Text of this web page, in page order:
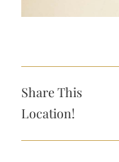
Share This
Location!